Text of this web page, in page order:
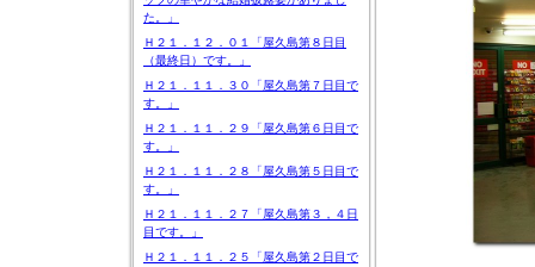
た。」
Ｈ２１．１２．０１「屋久島第８日目
（最終日）です。」
Ｈ２１．１１．３０「屋久島第７日目で
す。」
Ｈ２１．１１．２９「屋久島第６日目で
す。」
Ｈ２１．１１．２８「屋久島第５日目で
す。」
Ｈ２１．１１．２７「屋久島第３，４日
目です。」
Ｈ２１．１１．２５「屋久島第２日目で